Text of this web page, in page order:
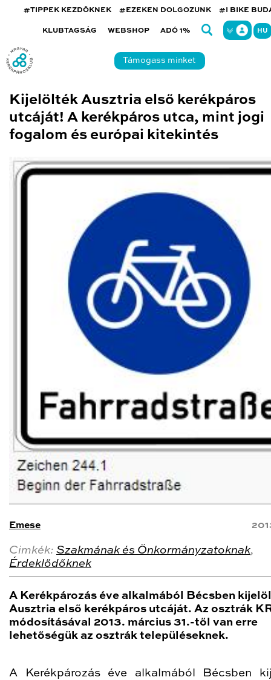
#TIPPEK KEZDŐKNEK #EZEKEN DOLGOZUNK #I BIKE
KLUBTAGSÁG WEBSHOP ADÓ 1% HU
Támogass minket
Kijelölték Ausztria első kerékpáros
utcáját! A kerékpáros utca, mint jogi
fogalom és európai kitekintés
Emese
Cimkék: Szakmának és Önkormányzatoknak,
Érdeklődőknek
A Kerékpározás éve alkalmából Bécsben
Ausztria első kerékpáros utcáját. Az osztrák
módosításával 2013. március 31.-től van erre
lehetőségük az osztrák településeknek.
A Kerékpározás éve alkalmából Bécsben